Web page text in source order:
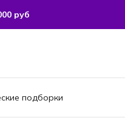
руб
руб
подборки